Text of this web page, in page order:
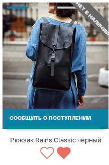
НЕТ В НАЛИЧИИ
СООБЩИТЬ О ПОСТУПЛЕНИИ
Рюкзак Rains Classic чёрный